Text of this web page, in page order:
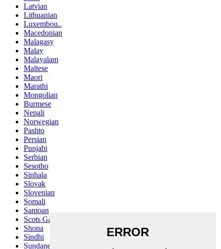
Latvian
Lithuanian
Luxembou..
Macedonian
Malagasy
Malay
Malayalam
Maltese
Maori
Marathi
Mongolian
Burmese
Nepali
Norwegian
Pashto
Persian
Punjabi
Serbian
Sesotho
Sinhala
Slovak
Slovenian
Somali
Samoan
Scots Gaelic
Shona
Sindhi
Sundanese